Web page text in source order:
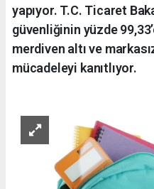
yapıyor. T.C. Ticaret
güvenliğinin yüzde
merdiven altı ve
mücadeleyi kanıtlıyor.